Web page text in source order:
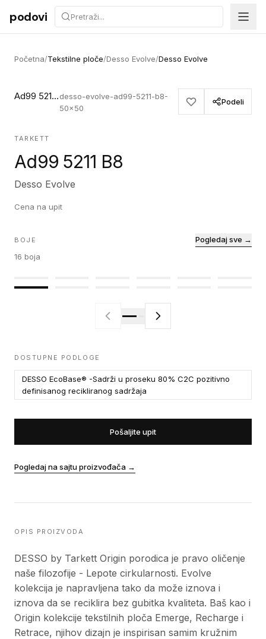
Preskoči na sadržaj
podovi
Početna/Tekstilne ploče/Desso Evolve/Desso Evolve
Ad99 5211 B8desso-evolve-ad99-5211-b8-
50x50
Podeli
TARKETT
Ad99 5211 B8
Desso Evolve
Cena na upit
BOJE
16 boja
Pogledaj sve →
DOSTUPNE PODLOGE
DESSO EcoBase® -Sadrži u proseku 80% C2C pozitivno
definisanog recikliranog sadržaja
Pošaljite upit
Pogledaj na sajtu proizvođača →
OPIS PROIZVODA
DESSO by Tarkett Origin porodica je pravo oličenje
naše filozofije - Lepote cirkularnosti. Evolve
kolekcija je napravljena tako da može iznova i
iznova da se reciklira bez gubitka kvaliteta. Baš kao i
Origin kolekcije tekstilnih ploča Emerge, Recharge i
Retrace, njihov dizajn je inspirisan samim kružnim